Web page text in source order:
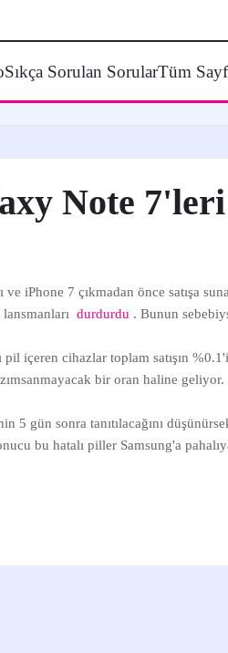
Sıkça Sorulan SorularTüm
Note 7'leri
ve iPhone 7 çıkmadan önce satışa
durdurdu . Bunun
pil içeren cihazlar toplam satışın
bir oran haline geliyor.
5 gün sonra tanıtılacağını
bu hatalı piller Samsung'a